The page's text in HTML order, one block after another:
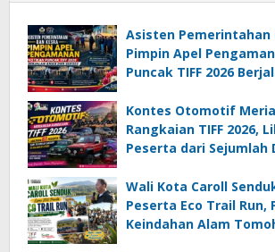
Asisten Pemerintahan
Pimpin Apel
Puncak TIFF 2026
Kontes Otomotif
Rangkaian TIFF 2026,
Peserta dari Sejumlah
Wali Kota Caroll
Peserta Eco Trail Run,
Keindahan Alam